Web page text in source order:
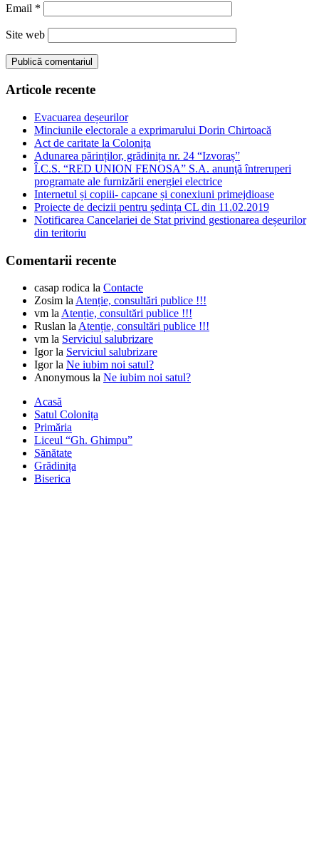
Email *
Site web
Articole recente
Evacuarea deșeurilor
Minciunile electorale a exprimarului Dorin Chirtoacă
Act de caritate la Colonița
Adunarea părinților, grădinița nr. 24 “Izvoraș”
Î.C.S. “RED UNION FENOSA” S.A. anunţă întreruperi
programate ale furnizării energiei electrice
Internetul și copiii- capcane și conexiuni primejdioase
Proiecte de decizii pentru ședința CL din 11.02.2019
Notificarea Cancelariei de Stat privind gestionarea deșeurilor
din teritoriu
Comentarii recente
casap rodica la Contacte
Zosim la Atenție, consultări publice !!!
vm la Atenție, consultări publice !!!
Ruslan la Atenție, consultări publice !!!
vm la Serviciul salubrizare
Igorla Serviciul salubrizare
Igorla Ne iubim noi satul?
Anonymous la Ne iubim noi satul?
Acasă
Satul Colonița
Primăria
Liceul “Gh. Ghimpu”
Sănătate
Grădinița
Biserica